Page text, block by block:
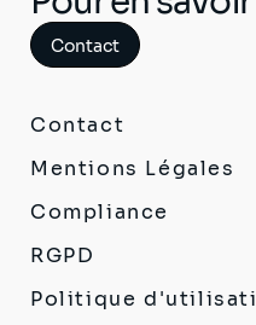
Contact
Contact
Mentions Légales
Compliance
RGPD
Politique